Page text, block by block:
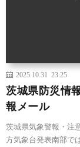
2025.10.31 23:25
茨城県防災情
報メール
茨城県気象警報・注
方気象台発表南部で